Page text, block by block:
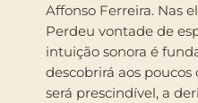
Affonso Ferreira. Nas
Perdeu vontade de
intuição sonora é
descobrirá aos
será prescindível, a